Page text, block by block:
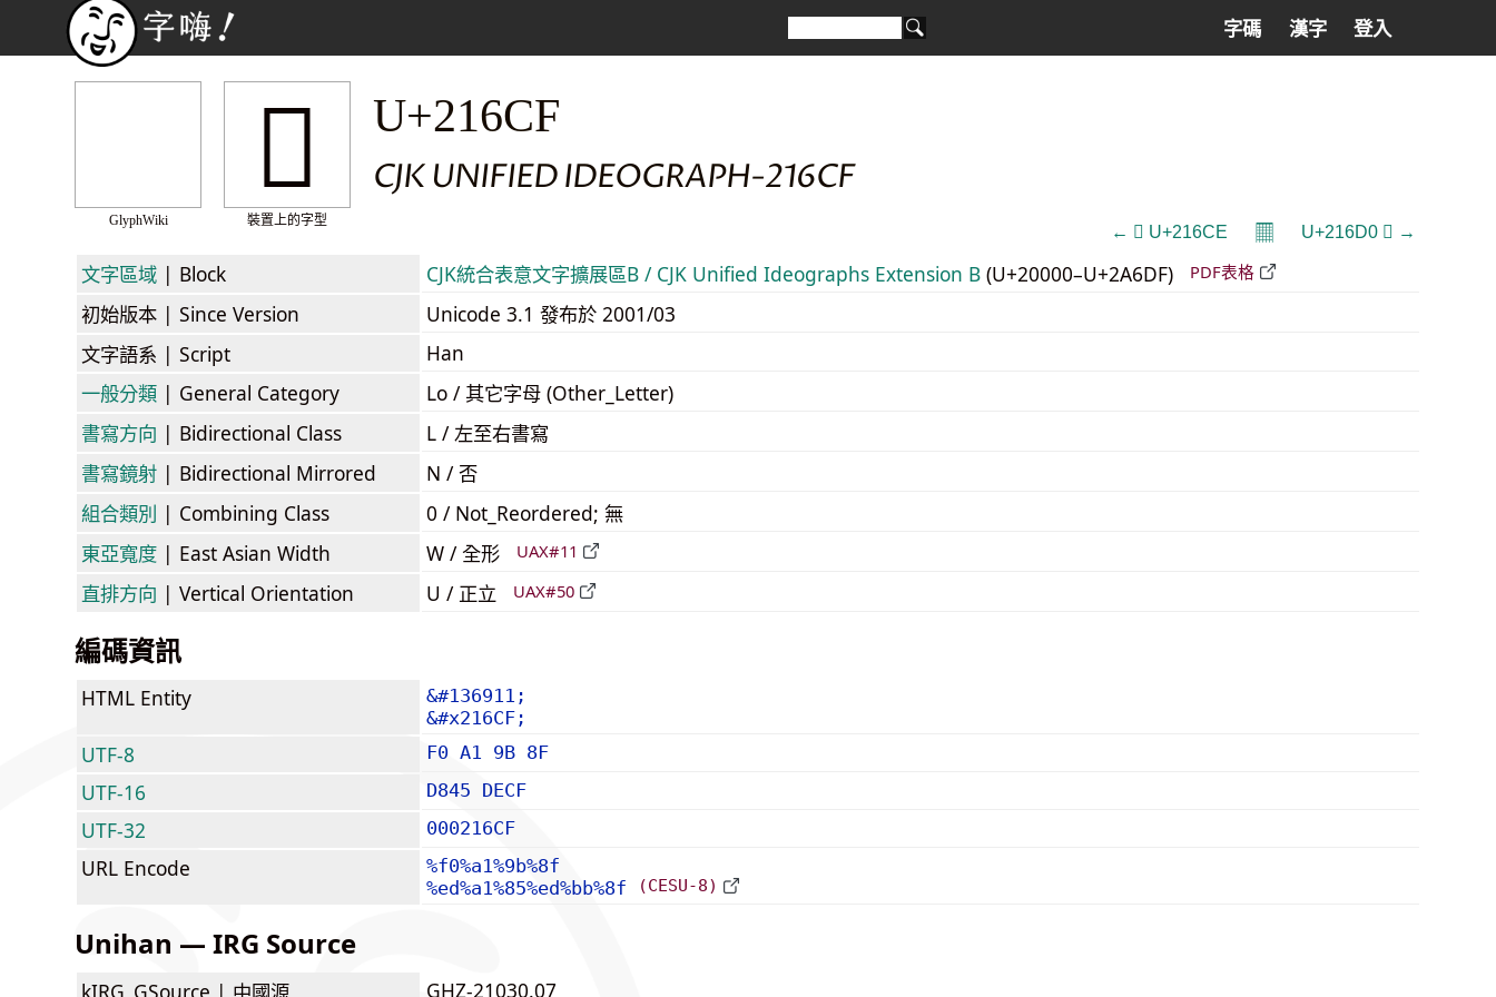
字碼 漢字 登入
GlyphWiki
𡛏
裝置上的字型
U+216CF
CJK UNIFIED IDEOGRAPH-216CF
← 𡛎 U+216CE 𝄜 U+216D0 𡛐 →
文字區域 | Block CJK統合表意文字擴展區B / CJK Unified Ideographs Extension B (U+20000–U+2A6DF) PDF表格
初始版本 | Since Version
Unicode 3.1 發布於 2001/03
文字語系 | Script
Han
一般分類 | General Category
Lo / 其它字母 (Other_Letter)
書寫方向 | Bidirectional Class
L / 左至右書寫
書寫鏡射 | Bidirectional Mirrored
N / 否
組合類別 | Combining Class
0 / Not_Reordered; 無
東亞寬度 | East Asian Width W / 全形 UAX#11
直排方向 | Vertical Orientation U / 正立 UAX#50
編碼資訊
HTML Entity
&#136911;
&#x216CF;
UTF-8 F0 A1 9B 8F
UTF-16 D845 DECF
UTF-32 000216CF
URL Encode
%f0%a1%9b%8f
%ed%a1%85%ed%bb%8f
(CESU-8)
Unihan — IRG Source
kIRG_GSource | 中國源 GHZ-21030.07